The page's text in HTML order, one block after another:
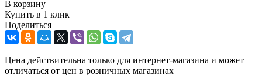
В корзину
Купить в 1 клик
Поделиться
Цена действительна только для интернет-магазина и может
отличаться от цен в розничных магазинах